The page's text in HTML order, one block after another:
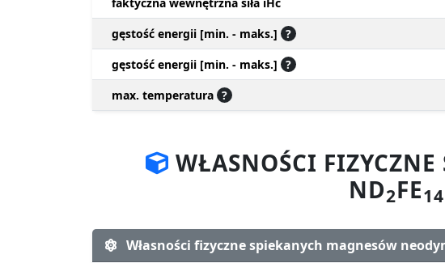
gęstość energii [min. - maks.] ?
gęstość energii [min. - maks.] ?
max. temperatura ?
WŁASNOŚCI
ND2FE14
Własności fizyczne spiekanych magnesów